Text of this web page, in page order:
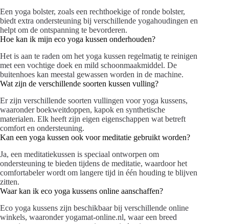
Een yoga bolster, zoals een rechthoekige of ronde bolster,
biedt extra ondersteuning bij verschillende yogahoudingen en
helpt om de ontspanning te bevorderen.
Hoe kan ik mijn eco yoga kussen onderhouden?
Het is aan te raden om het yoga kussen regelmatig te reinigen
met een vochtige doek en mild schoonmaakmiddel. De
buitenhoes kan meestal gewassen worden in de machine.
Wat zijn de verschillende soorten kussen vulling?
Er zijn verschillende soorten vullingen voor yoga kussens,
waaronder boekweitdoppen, kapok en synthetische
materialen. Elk heeft zijn eigen eigenschappen wat betreft
comfort en ondersteuning.
Kan een yoga kussen ook voor meditatie gebruikt worden?
Ja, een meditatiekussen is speciaal ontworpen om
ondersteuning te bieden tijdens de meditatie, waardoor het
comfortabeler wordt om langere tijd in één houding te blijven
zitten.
Waar kan ik eco yoga kussens online aanschaffen?
Eco yoga kussens zijn beschikbaar bij verschillende online
winkels, waaronder yogamat-online.nl, waar een breed